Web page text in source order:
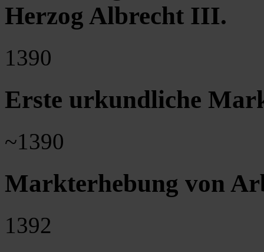
Herzog Albrecht III.
1390
Erste urkundliche
~1390
Markterhebung von
1392